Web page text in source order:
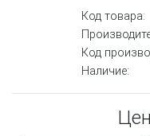
Код товара:
Код
Наличие: